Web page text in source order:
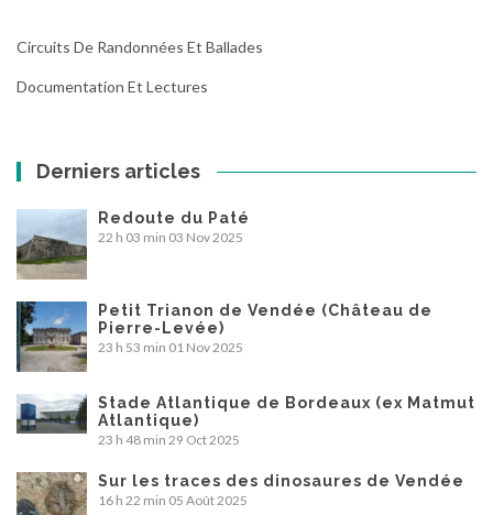
Circuits De Randonnées Et Ballades
Documentation Et Lectures
Derniers articles
Redoute du Paté
22 h 03 min 03 Nov 2025
Petit Trianon de Vendée (Château de
Pierre-Levée)
23 h 53 min 01 Nov 2025
Stade Atlantique de Bordeaux (ex Matmut
Atlantique)
23 h 48 min 29 Oct 2025
Sur les traces des dinosaures de Vendée
16 h 22 min 05 Août 2025